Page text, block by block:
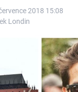
2018 15:08
Londin